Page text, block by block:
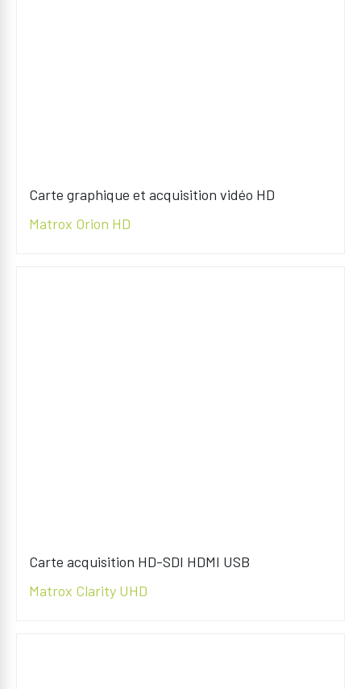
Carte graphique et acquisition vidéo HD
Matrox Orion HD
Carte acquisition HD-SDI HDMI USB
Matrox Clarity UHD